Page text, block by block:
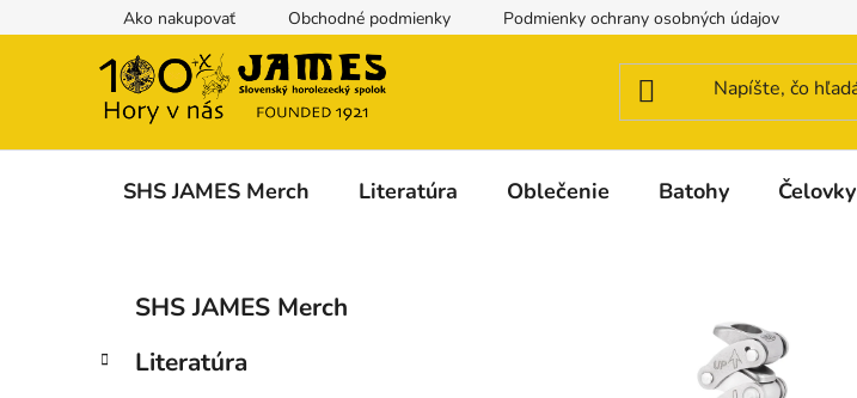
na
Ako nakupovať Obchodné podmienky Podmienky ochrany osobných údajov
SHS JAMES Merch Literatúra Oblečenie Batohy Čelovky
č
Preskočiť
kategórie
e
SHS JAMES Merch
Literatúra